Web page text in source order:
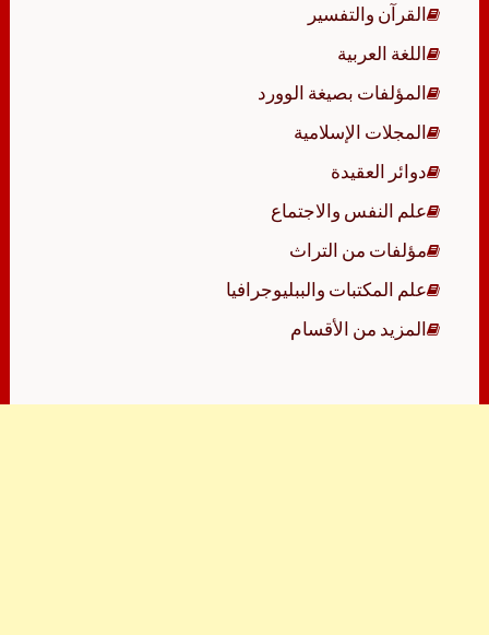
القرآن والتفسير
اللغة العربية
المؤلفات بصيغة الوورد
المجلات الإسلامية
دوائر العقيدة
علم النفس والاجتماع
مؤلفات من التراث
علم المكتبات والببليوجرافيا
المزيد من الأقسام